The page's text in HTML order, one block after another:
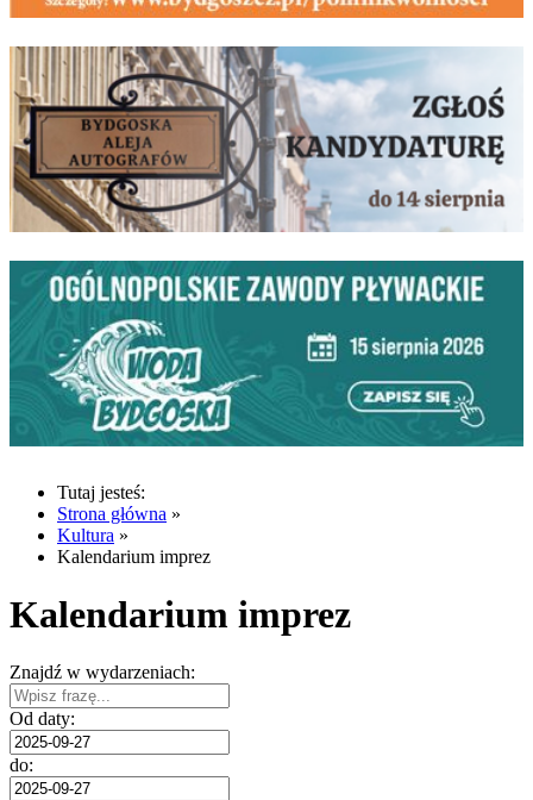
Tutaj jesteś:
Strona główna »
Kultura »
Kalendarium imprez
Kalendarium imprez
Znajdź w wydarzeniach:
Od daty:
do: